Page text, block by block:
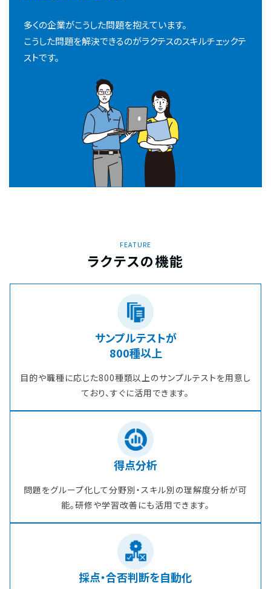
多くの企業がこうした問題を抱えています。
こうした問題を解決できるのがラクテスのスキルチェックテ
ストです。
FEATURE
ラクテスの機能
サンプルテストが
800種以上
目的や職種に応じた800種類以上のサンプルテストを用意し
ており、すぐに活用できます。
得点分析
問題をグループ化して分野別・スキル別の理解度分析が可
能。研修や学習改善にも活用できます。
採点・合否判断を自動化